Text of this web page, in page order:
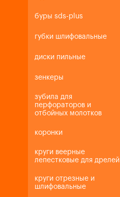
буры sds-plus
губки шлифовальные
диски пильные
зенкеры
зубила для
перфораторов и
отбойных молотков
коронки
круги веерные
лепестковые для дрелей
круги отрезные и
шлифовальные